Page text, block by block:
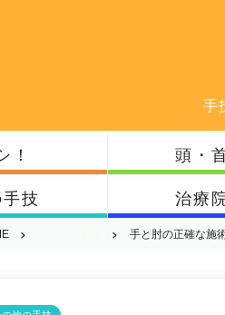
手
！ 頭・
技 治療
手と肘の正確な施